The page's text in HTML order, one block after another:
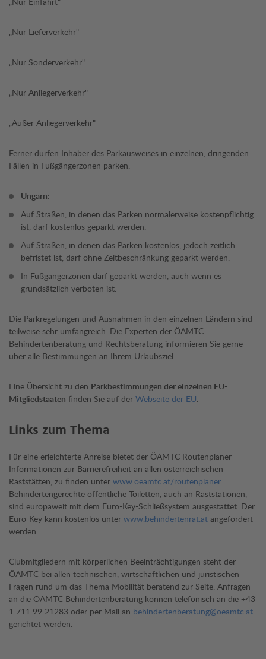
„Nur Lieferverkehr"
„Nur Sonderverkehr"
„Nur Anliegerverkehr"
„Außer Anliegerverkehr"
Ferner dürfen Inhaber des Parkausweises in einzelnen, dringenden
Fällen in Fußgängerzonen parken.
Ungarn:
Auf Straßen, in denen das Parken normalerweise kostenpflichtig
ist, darf kostenlos geparkt werden.
Auf Straßen, in denen das Parken kostenlos, jedoch zeitlich
befristet ist, darf ohne Zeitbeschränkung geparkt werden.
In Fußgängerzonen darf geparkt werden, auch wenn es
grundsätzlich verboten ist.
Die Parkregelungen und Ausnahmen in den einzelnen Ländern sind
teilweise sehr umfangreich. Die Experten der ÖAMTC
Behindertenberatung und Rechtsberatung informieren Sie gerne
über alle Bestimmungen an Ihrem Urlaubsziel.
Eine Übersicht zu den Parkbestimmungen der einzelnen EU-
Mitgliedstaaten finden Sie auf der Webseite der EU.
Links zum Thema
Für eine erleichterte Anreise bietet der ÖAMTC Routenplaner
Informationen zur Barrierefreiheit an allen österreichischen
Raststätten, zu finden unter www.oeamtc.at/routenplaner.
Behindertengerechte öffentliche Toiletten, auch an Raststationen,
sind europaweit mit dem Euro-Key-Schließsystem ausgestattet. Der
Euro-Key kann kostenlos unter www.behindertenrat.at angefordert
werden.
Clubmitgliedern mit körperlichen Beeinträchtigungen steht der
ÖAMTC bei allen technischen, wirtschaftlichen und juristischen
Fragen rund um das Thema Mobilität beratend zur Seite. Anfragen
an die ÖAMTC Behindertenberatung können telefonisch an die +43
1 711 99 21283 oder per Mail an behindertenberatung@oeamtc.at
gerichtet werden.